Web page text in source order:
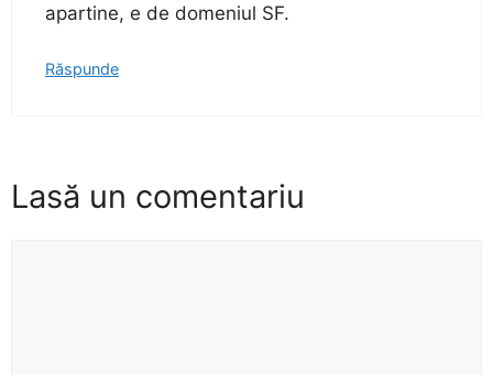
apartine, e de domeniul SF.
Răspunde
Lasă un comentariu